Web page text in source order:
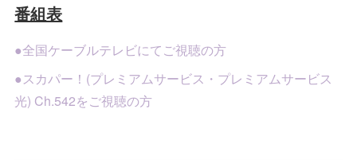
番組表
●全国ケーブルテレビにてご視聴の方
●スカパー！(プレミアムサービス・プレミアムサービス
光) Ch.542をご視聴の方